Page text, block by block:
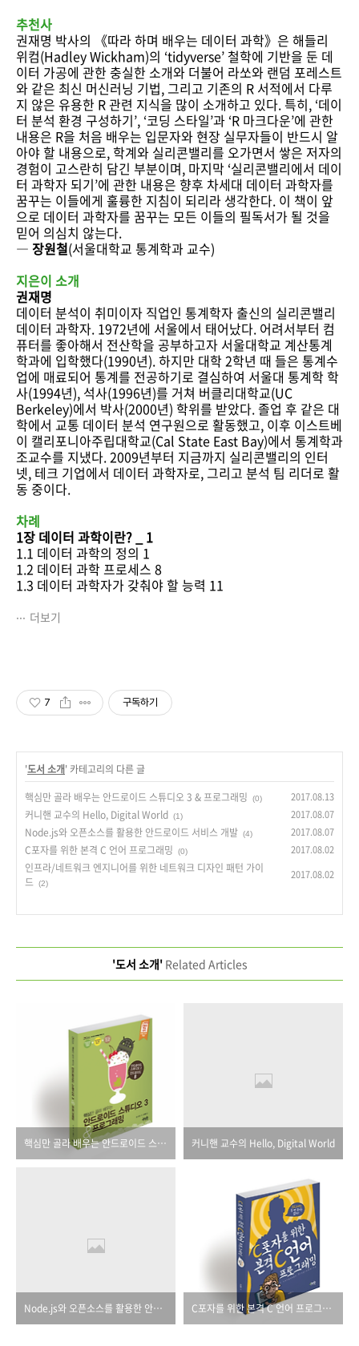
추천사
권재명 박사의 《따라 하며 배우는 데이터 과학》은 해들리
위컴(Hadley Wickham)의 ‘tidyverse’ 철학에 기반을 둔 데
이터 가공에 관한 충실한 소개와 더불어 라쏘와 랜덤 포레스트
와 같은 최신 머신러닝 기법, 그리고 기존의 R 서적에서 다루
지 않은 유용한 R 관련 지식을 많이 소개하고 있다. 특히, ‘데이
터 분석 환경 구성하기’, ‘코딩 스타일’과 ‘R 마크다운’에 관한
내용은 R을 처음 배우는 입문자와 현장 실무자들이 반드시 알
아야 할 내용으로, 학계와 실리콘밸리를 오가면서 쌓은 저자의
경험이 고스란히 담긴 부분이며, 마지막 ‘실리콘밸리에서 데이
터 과학자 되기’에 관한 내용은 향후 차세대 데이터 과학자를
꿈꾸는 이들에게 훌륭한 지침이 되리라 생각한다. 이 책이 앞
으로 데이터 과학자를 꿈꾸는 모든 이들의 필독서가 될 것을
믿어 의심치 않는다.
― 장원철(서울대학교 통계학과 교수)
지은이 소개
권재명
데이터 분석이 취미이자 직업인 통계학자 출신의 실리콘밸리
데이터 과학자. 1972년에 서울에서 태어났다. 어려서부터 컴
퓨터를 좋아해서 전산학을 공부하고자 서울대학교 계산통계
학과에 입학했다(1990년). 하지만 대학 2학년 때 들은 통계수
업에 매료되어 통계를 전공하기로 결심하여 서울대 통계학 학
사(1994년), 석사(1996년)를 거쳐 버클리대학교(UC
Berkeley)에서 박사(2000년) 학위를 받았다. 졸업 후 같은 대
학에서 교통 데이터 분석 연구원으로 활동했고, 이후 이스트베
이 캘리포니아주립대학교(Cal State East Bay)에서 통계학과
조교수를 지냈다. 2009년부터 지금까지 실리콘밸리의 인터
넷, 테크 기업에서 데이터 과학자로, 그리고 분석 팀 리더로 활
동 중이다.
차례
1장 데이터 과학이란? _ 1
1.1 데이터 과학의 정의 1
1.2 데이터 과학 프로세스 8
1.3 데이터 과학자가 갖춰야 할 능력 11
더보기
7 구독하기
'도서 소개' 카테고리의 다른 글
핵심만 골라 배우는 안드로이드 스튜디오 3 & 프로그래밍
(0) 2017.08.13
커니핸 교수의 Hello, Digital World (1) 2017.08.07
Node.js와 오픈소스를 활용한 안드로이드 서비스 개발 (4) 2017.08.07
C포자를 위한 본격 C 언어 프로그래밍 (0) 2017.08.02
인프라/네트워크 엔지니어를 위한 네트워크 디자인 패턴 가이
드
(2)
2017.08.02
'도서 소개'Related Articles
핵심만 골라 배우는 안드로이드 스튜디오 3 & 프로그래밍 커니핸 교수의 Hello, Digital World
Node.js와 오픈소스를 활용한 안드로이드 서비스 개발 C포자를 위한 본격 C 언어 프로그래밍